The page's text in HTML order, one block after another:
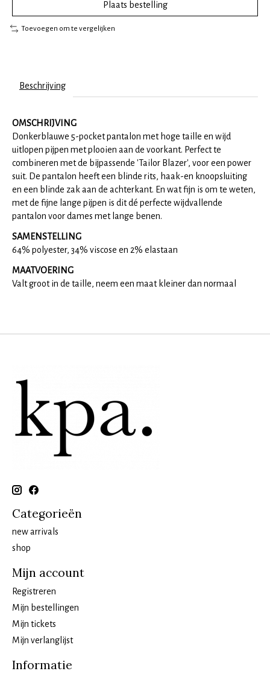
Plaats bestelling
Toevoegen om te vergelijken
Beschrijving
OMSCHRIJVING
Donkerblauwe 5-pocket pantalon met hoge taille en wijd
uitlopen pijpen met plooien aan de voorkant. Perfect te
combineren met de bijpassende 'Tailor Blazer', voor een power
suit. De pantalon heeft een blinde rits, haak-en knoopsluiting
en een blinde zak aan de achterkant. En wat fijn is om te weten,
met de fijne lange pijpen is dit dé perfecte wijdvallende
pantalon voor dames met lange benen.
SAMENSTELLING
64% polyester, 34% viscose en 2% elastaan
MAATVOERING
Valt groot in de taille, neem een maat kleiner dan normaal
Categorieën
new arrivals
shop
Mijn account
Registreren
Mijn bestellingen
Mijn tickets
Mijn verlanglijst
Informatie